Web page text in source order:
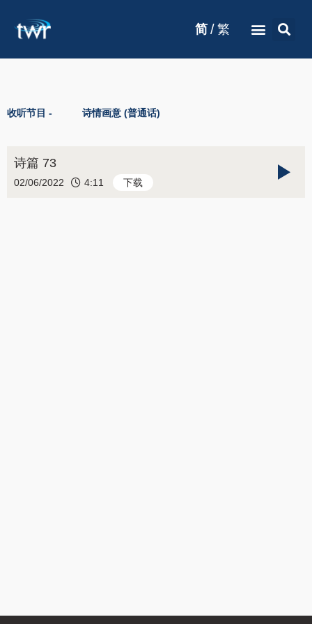
简 / 繁
收听节目 - 诗情画意 (普通话)
诗篇 73
02/06/2022 4:11 下载